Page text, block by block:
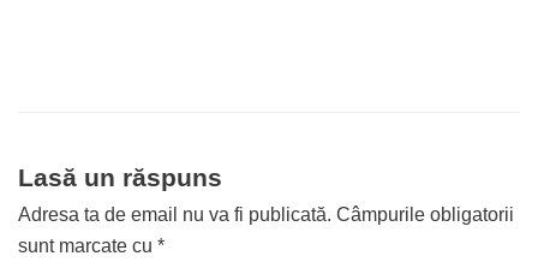
Lasă un răspuns
Adresa ta de email nu va fi publicată. Câmpurile obligatorii
sunt marcate cu *